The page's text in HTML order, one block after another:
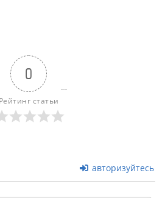
0
Рейтинг статьи
авторизуйтесь